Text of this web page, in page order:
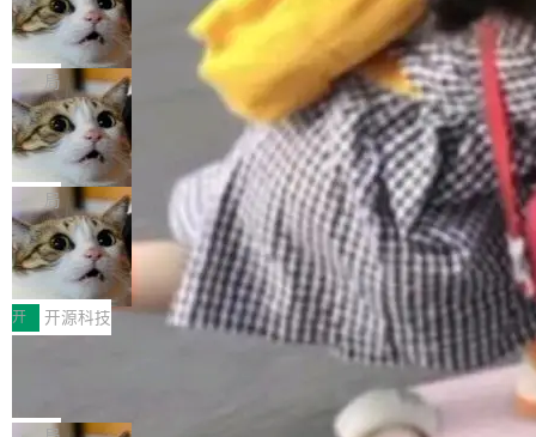
nt智能测试系统入选AI测试领域代表产品。对CI
O而言，这提示了一个转变：AI测试正在从效率
工具升级为企业的质量基础设施。 CIO面对的新
现实 过去两年，CIO们的焦虑清单上多了两项：
一是如何让大模型和智能体应用安全地从PoC走
向生产，二是如何让测试团队跟得上AI应用...
（sum type）。但他说清楚了一件事：这不是类
型系统的学术体操，是日常编码的思维方式。 文
章从一个简单的例子切入。一个网站的深色主题
设置，如果用布尔值 + 可空字段来表示——bool
ean 表示是否可切换，nullable 的默认模式、浅
色方案、深色方案——会产生大量无意义的组
合。方案缺了、配置冲突了、全 null 了。要知道
哪些组合有效，作者说，你得靠"文档、校验、或
者部落知识"。 换个写法。Rust 的 enum，两个
变体：Switchable...
Cloudflare 开源内部企业 AI 平台 Clou
dflare OS
Cloudflare 发布了一个开源项目 Cloudflare O
S。如果你只看官方博客，你会觉得这是又一
个"AI 知识库 + 聊天机器人"——每个大厂都在
做，没什么新鲜的。 但 Kenton Varda 在 Twitte
r 上把事情说清楚了： 今天我们发布了 Cloudfla
re OS，一个带连接器的聊天机器人，跟其他所
有科技公司做的一样。只不过，实际上它不一
样。这是 Sandstorm.io 的重制版，我十年前的
那个创业公司。不同的是，这次它构建在 Cloudf
lare Workers 上——我花了九年时间搭建的平台
——并且深度集成了 AI。这基本上是我十年秘密
局
Deno 团队开源 Celld，可自托管的分
布式 Durable Objects
Ryan Dahl 领导的 Deno 团队推出了最新开源项
目 Celld，一个能在自己机器上运行 Cloudflare
Workers 和 Durable Objects 的守护进程。 设
计思路很直接：每个对象是一个独立的 SQLite
数据库，按名称寻址，复制到你自己的 S3 兼容
存储库里。节点之间只通过这个存储库协调——
没有控制平面，没有共识协议。每个对象自带一
个小型数据库，应用天然按分片构建，单个数据
库的竞争和爆炸半径问题在设计层面就被消除
了。 闲置的 cell 会休眠到几乎不占资源。当 cel
局
鲁大师7月新机性能/流畅/AI榜：vivo夺
性能、流畅双第一，三星Galaxy Z系列
新折叠缺席
2026年7月的手机市场，由于存储等硬件成本暴
增，手机厂商的日子也不好过啊，新机速度明显
放缓，因此硝烟味淡了许多。新机参数规格除开
Fold8 / Z Flip8）外，其余要么是中低端机器，
例如iQOO Z11i、REDMI Note 17、REDMI No
开 开源科技
Zed 编辑器团队发布了新项目——DeltaDB，一
个在 git commit 之间记录每一次编辑操作的版